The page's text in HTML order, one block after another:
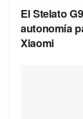
El Stelato
autonomía
Xiaomi